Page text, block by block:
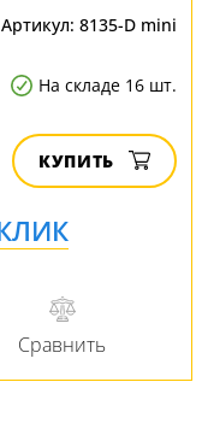
Артикул: 8135-D mini
На складе 16 шт.
КУПИТЬ